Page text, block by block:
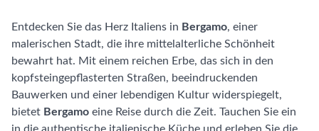
Entdecken Sie das Herz Italiens in Bergamo, einer
malerischen Stadt, die ihre mittelalterliche Schönheit
bewahrt hat. Mit einem reichen Erbe, das sich in den
kopfsteingepflasterten Straßen, beeindruckenden
Bauwerken und einer lebendigen Kultur widerspiegelt,
bietet Bergamo eine Reise durch die Zeit. Tauchen Sie ein